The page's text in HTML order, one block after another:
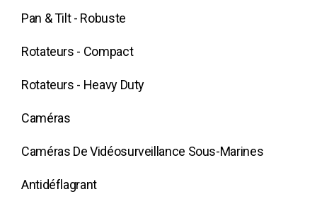
Pan & Tilt - Robuste
Rotateurs - Compact
Rotateurs - Heavy Duty
Caméras
Caméras De Vidéosurveillance Sous-Marines
Antidéflagrant